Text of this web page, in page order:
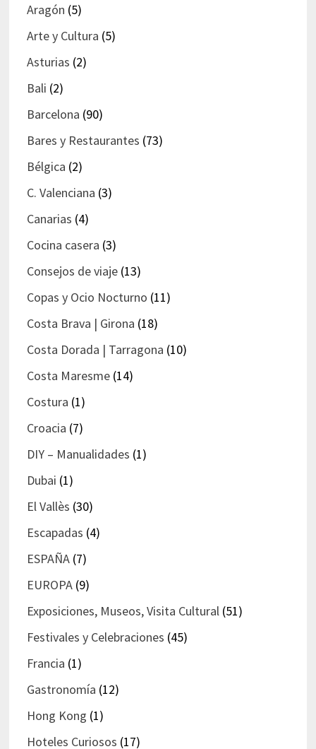
Aragón (5)
Arte y Cultura (5)
Asturias (2)
Bali (2)
Barcelona (90)
Bares y Restaurantes (73)
Bélgica (2)
C. Valenciana (3)
Canarias (4)
Cocina casera (3)
Consejos de viaje(13)
Copas y Ocio Nocturno (11)
Costa Brava | Girona (18)
Costa Dorada | Tarragona (10)
Costa Maresme(14)
Costura (1)
Croacia (7)
DIY – Manualidades (1)
Dubai (1)
El Vallès (30)
Escapadas (4)
ESPAÑA(7)
EUROPA(9)
Exposiciones, Museos, Visita Cultural(51)
Festivales y Celebraciones (45)
Francia (1)
Gastronomía (12)
Hong Kong (1)
Hoteles Curiosos (17)